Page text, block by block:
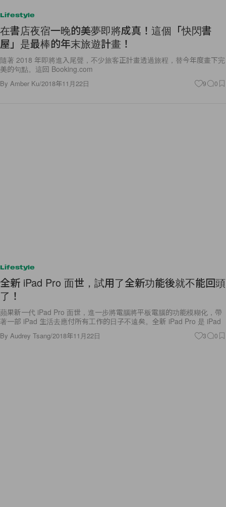
在書店夜宿一晚的美夢即將成真！這個「快閃書
屋」是最棒的年末旅遊計畫！
隨著 2018 年即將進入尾聲，不少旅客正計畫透過旅程，替今年度畫下完
ByAmber Ku/2018年11月22日
全新 iPad Pro 面世，試用了全新功能後就不能回頭
了！
蘋果新一代 iPad Pro 面世，進一步將電腦將平板電腦的功能模糊化，帶
ByAudrey Tsang/2018年11月22日 3 0